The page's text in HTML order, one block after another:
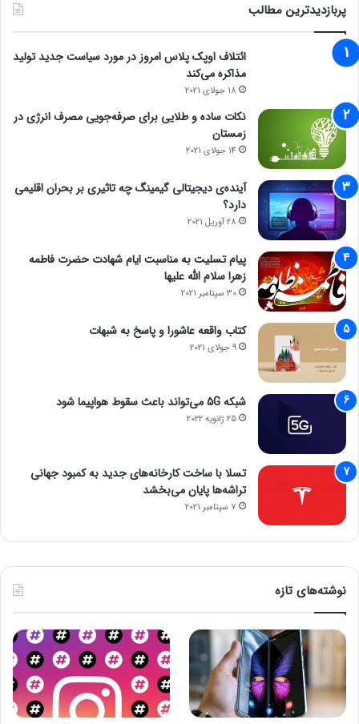
پربازدیدترین مطالب
ائتلاف اوپک پلاس امروز در مورد سیاست جدید تولید
مذاکره می‌کند
18 جولای 2021
نکات ساده و طلایی برای صرفه‌جویی مصرف انرژی در
زمستان
14 جولای 2021
آینده‌ی دیجیتالی گیمینگ چه تاثیری بر بحران اقلیمی
دارد؟
28 آوریل 2021
پیام تسلیت به مناسبت ایام شهادت حضرت فاطمه
زهرا سلام الله علیها
30 سپتامبر 2021
کتاب واقعه عاشورا و پاسخ به شبهات
9 جولای 2021
شبکه 5G می‌تواند باعث سقوط هواپیما شود
25 ژانویه 2022
تسلا با ساخت کارخانه‌های جدید به کمبود جهانی
تراشه‌ها پایان می‌بخشد
7 سپتامبر 2021
نوشته‌های تازه